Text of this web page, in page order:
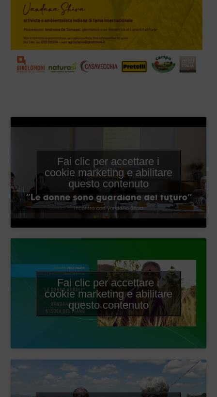
Fai clic per accettare i
cookie marketing e abilitare
questo contenuto
Fai clic per accettare i
cookie marketing e abilitare
questo contenuto